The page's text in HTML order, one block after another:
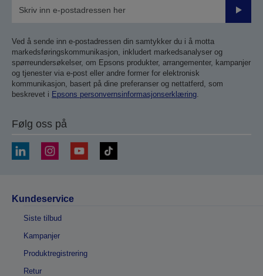
Send
Ved å sende inn e-postadressen din samtykker du i å motta
markedsføringskommunikasjon, inkludert markedsanalyser og
spørreundersøkelser, om Epsons produkter, arrangementer, kampanjer
og tjenester via e-post eller andre former for elektronisk
kommunikasjon, basert på dine preferanser og nettatferd, som
beskrevet i Epsons personvernsinformasjonserklæring
Følg oss på
Kundeservice
Siste tilbud
Kampanjer
Produktregistrering
Retur